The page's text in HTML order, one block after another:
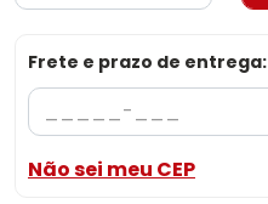
Frete e prazo de entrega:
Não sei meu CEP